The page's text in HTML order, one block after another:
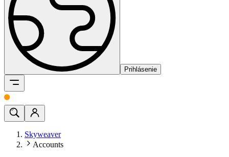
Prihlásenie
Skyweaver
Accounts